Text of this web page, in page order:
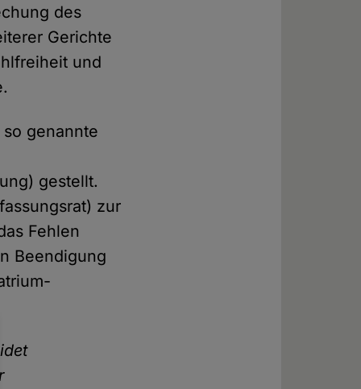
des
Gerichte
und
genannte
gestellt.
zur
Fehlen
Beendigung